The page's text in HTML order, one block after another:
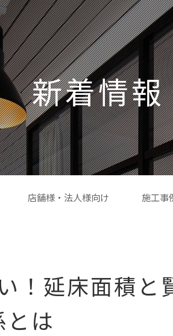
新着情報
店舗様・法人様向け 施工事
！延床面積と
とは